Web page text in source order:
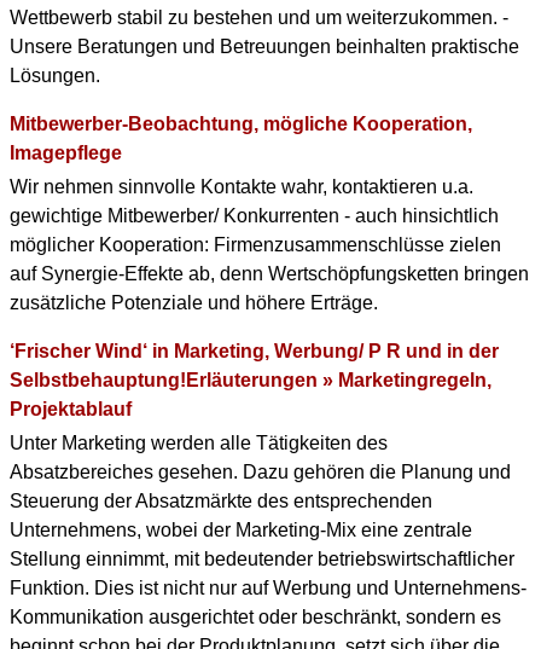
Wettbewerb stabil zu bestehen und um weiterzukommen. -
Unsere Beratungen und Betreuungen beinhalten praktische
Lösungen.
Mitbewerber-Beobachtung, mögliche Kooperation,
Imagepflege
Wir nehmen sinnvolle Kontakte wahr, kontaktieren u.a.
gewichtige Mitbewerber/ Konkurrenten - auch hinsichtlich
möglicher Kooperation: Firmenzusammenschlüsse zielen
auf Synergie-Effekte ab, denn Wertschöpfungsketten bringen
zusätzliche Potenziale und höhere Erträge.
‘Frischer Wind‘ in Marketing, Werbung/ P R und in der
Selbstbehauptung!Erläuterungen » Marketingregeln,
Projektablauf
Unter Marketing werden alle Tätigkeiten des
Absatzbereiches gesehen. Dazu gehören die Planung und
Steuerung der Absatzmärkte des entsprechenden
Unternehmens, wobei der Marketing-Mix eine zentrale
Stellung einnimmt, mit bedeutender betriebswirtschaftlicher
Funktion. Dies ist nicht nur auf Werbung und Unternehmens-
Kommunikation ausgerichtet oder beschränkt, sondern es